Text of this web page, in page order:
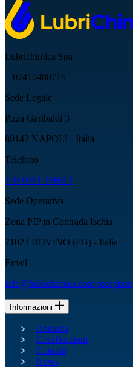
Lubrichimica Spa
- 02410480715
Sede Legale
P.zza Garibaldi 3
80142 NAPOLI - Italia
Telefono
+39 0881 966611
Sede Operativa
Zona PIP in Contrada Ischia
71023 BOVINO (FG) - Italia
Email
info@lubrichimica.com
Informazioni
Azienda
Certificazioni
Contatti
News